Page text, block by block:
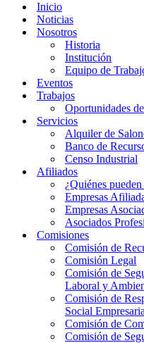
Inicio
Noticias
Nosotros
Historia
Institución
Equipo de
Eventos
Trabajos
Oportunidades
Servicios
Alquiler de
Banco de
Censo Industrial
Afiliados
¿Quiénes
Empresas
Empresas
Asociados
Comisiones
Comisión de
Comisión Legal
Comisión de
Laboral y
Comisión de
Social
Comisión de
Comisión de